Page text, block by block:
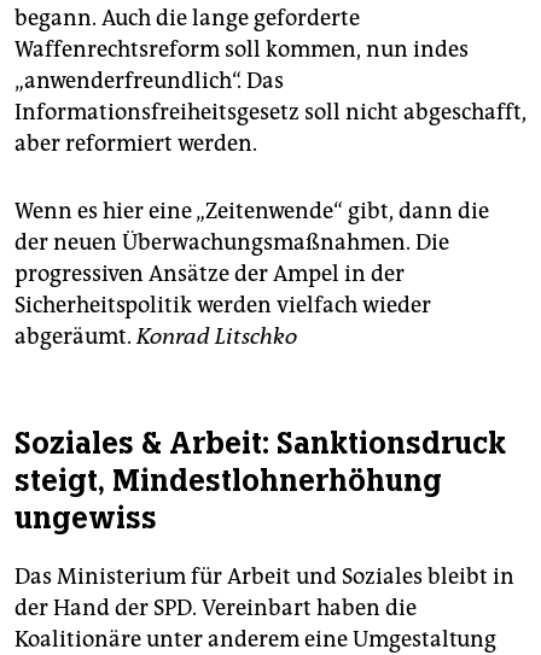
begann. Auch die lange geforderte
Waffenrechtsreform soll kommen, nun indes
„anwenderfreundlich“. Das
Informationsfreiheitsgesetz soll nicht abgeschafft,
aber reformiert werden.
Wenn es hier eine „Zeitenwende“ gibt, dann die
der neuen Überwachungsmaßnahmen. Die
progressiven Ansätze der Ampel in der
Sicherheitspolitik werden vielfach wieder
abgeräumt.Konrad Litschko
Soziales & Arbeit: Sanktionsdruck
steigt, Mindestlohnerhöhung
ungewiss
Das Ministerium für Arbeit und Soziales bleibt in
der Hand der SPD. Vereinbart haben die
Koalitionäre unter anderem eine Umgestaltung